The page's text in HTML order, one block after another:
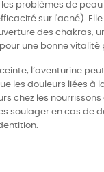
problèmes de
sur l'acné).
des chakras,
une bonne vitalité
l’aventurine
les douleurs liées à
chez les
soulager en cas de